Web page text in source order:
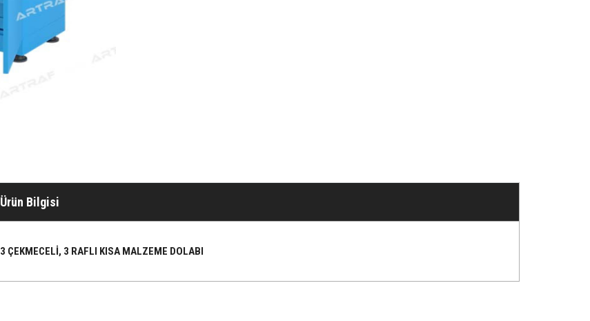
Ürün Bilgisi
3 ÇEKMECELİ, 3 RAFLI KISA MALZEME DOLABI